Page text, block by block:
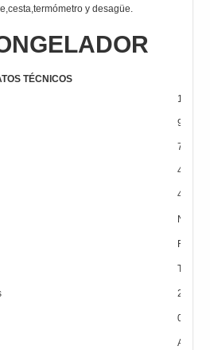
y desagüe.
TÉCNICOS
1500
900
730
448 Lts
448 Lts
N/A
R600a
T
230V/
0.95
A+